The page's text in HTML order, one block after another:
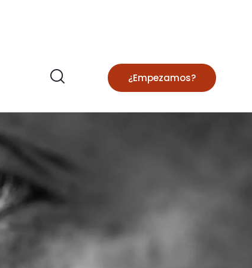
¿Empezamos?